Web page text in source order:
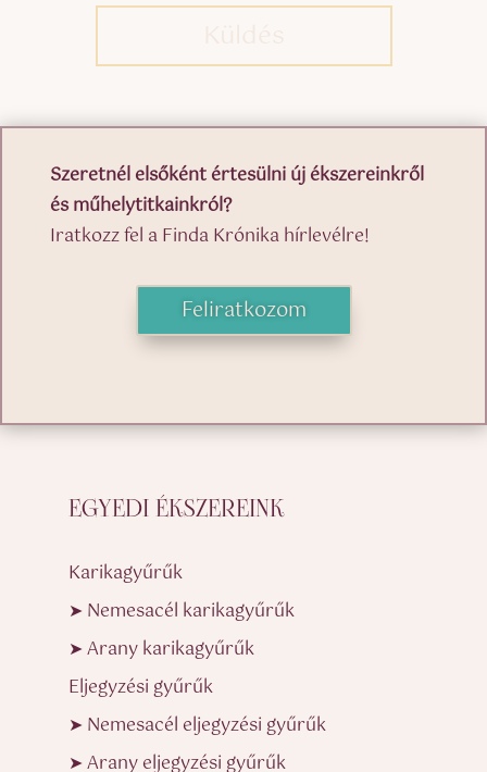
Szeretnél elsőként értesülni új ékszereinkről
és műhelytitkainkról?
Iratkozz fel a Finda Krónika hírlevélre!
Feliratkozom
EGYEDI ÉKSZEREINK
Karikagyűrűk
➤ Nemesacél karikagyűrűk
➤ Arany karikagyűrűk
Eljegyzési gyűrűk
➤ Nemesacél eljegyzési gyűrűk
➤ Arany eljegyzési gyűrűk